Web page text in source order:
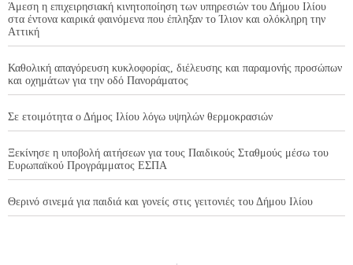
Άμεση η επιχειρησιακή κινητοποίηση των υπηρεσιών του Δήμου Ιλίου
στα έντονα καιρικά φαινόμενα που έπληξαν το Ίλιον και ολόκληρη την
Αττική
Καθολική απαγόρευση κυκλοφορίας, διέλευσης και παραμονής προσώπων
και οχημάτων για την οδό Πανοράματος
Σε ετοιμότητα ο Δήμος Ιλίου λόγω υψηλών θερμοκρασιών
Ξεκίνησε η υποβολή αιτήσεων για τους Παιδικούς Σταθμούς μέσω του
Ευρωπαϊκού Προγράμματος ΕΣΠΑ
Θερινό σινεμά για παιδιά και γονείς στις γειτονιές του Δήμου Ιλίου